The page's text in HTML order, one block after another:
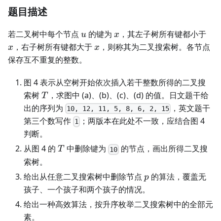
题目描述
若二叉树中每个节点 u
u 的键为 x
x ，其左子树所有键都小于
x ，右子树所有键都大于 x
x ，则称其为二叉搜索树。各节点
保存互不重复的整数。
图 4 表示从空树开始依次插入若干整数所得的二叉搜
索树T
T ，求图中 (a)、(b)、(c)、(d) 的值。日文题干给
出的序列为 10, 12, 11, 5, 8, 6, 2, 15
，英文题干
第三个数写作 1
；两版本在此处不一致，应结合图 4
判断。
从图 4 的 T
T 中删除键为 10 的节点，画出所得二叉搜
索树。
给出从任意二叉搜索树中删除节点 p
p 的算法，覆盖无
孩子、一个孩子和两个孩子的情况。
给出一种高效算法，按升序枚举二叉搜索树中的全部元
素。